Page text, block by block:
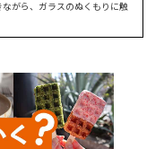
がら、ガラスのぬくもりに触